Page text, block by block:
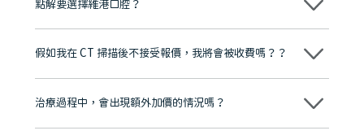
點解要選擇維港口腔？
維港口腔踐行「醫道濟世」的大學校訓，各分院匯聚來自香港、內地的
牌」、「2025香港企業領袖品牌」，是諾貝爾種植系統全球放心植牙中
至今已服務超過三十個國家和地區的顧客，受到粵港澳大灣區及周邊城
市市民極高的口碑評價及信任推薦 珠海、深圳設有八大分院，香港亦設
有咨詢及服務保障中心，有任何問題都可以隨時預約免費咨詢，讓人十
假如我在 CT 掃描後不接受報價，我將會被收費嗎？？
不會！只要未開始實際服務之前，你不會被收取任何費用。
治療過程中，會出現額外加價的情況嗎？
不會，治療前我們會詳細說明治療方案及對應的價錢，顧客同意並簽字